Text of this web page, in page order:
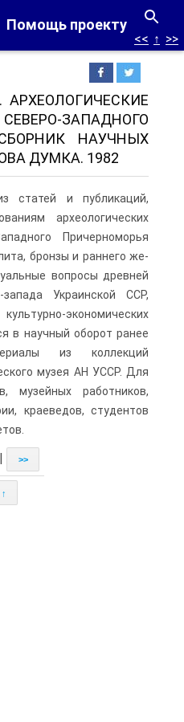
Помощь проекту
<< ↑ >>
АРХЕОЛОГИЧЕСКИЕ
ЗАПАДНОГО
НАУЧНЫХ
ДУМКА. 1982
статей и публикаций,
археологических
При­черноморья
бронзы и раннего же­
вопросы древней
Украинской ССР,
экономи­ческих
в научный оборот ранее
из коллекций
музея АН УССР. Для
музейных работников,
краеведов, студентов
>>
↑